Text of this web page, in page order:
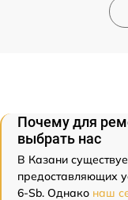
Почему для
выбрать нас
В Казани
предоставляющих
6-Sb. Однако наш